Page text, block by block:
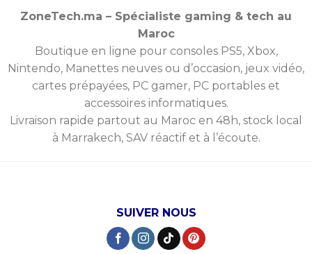
ZoneTech.ma – Spécialiste gaming & tech au
Maroc
Boutique en ligne pour consoles PS5, Xbox,
Nintendo, Manettes neuves ou d’occasion, jeux vidéo,
cartes prépayées, PC gamer, PC portables et
accessoires informatiques.
Livraison rapide partout au Maroc en 48h, stock local
à Marrakech, SAV réactif et à l’écoute.
SUIVER NOUS